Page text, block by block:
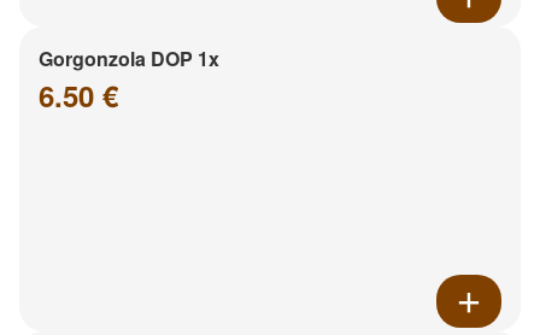
Gorgonzola DOP 1x
6.50 €